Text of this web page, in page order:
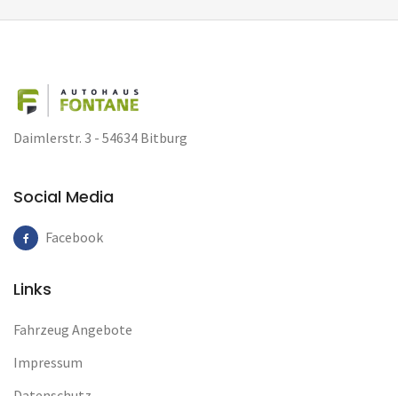
Daimlerstr. 3 - 54634 Bitburg
Social Media
Facebook
Links
Fahrzeug Angebote
Impressum